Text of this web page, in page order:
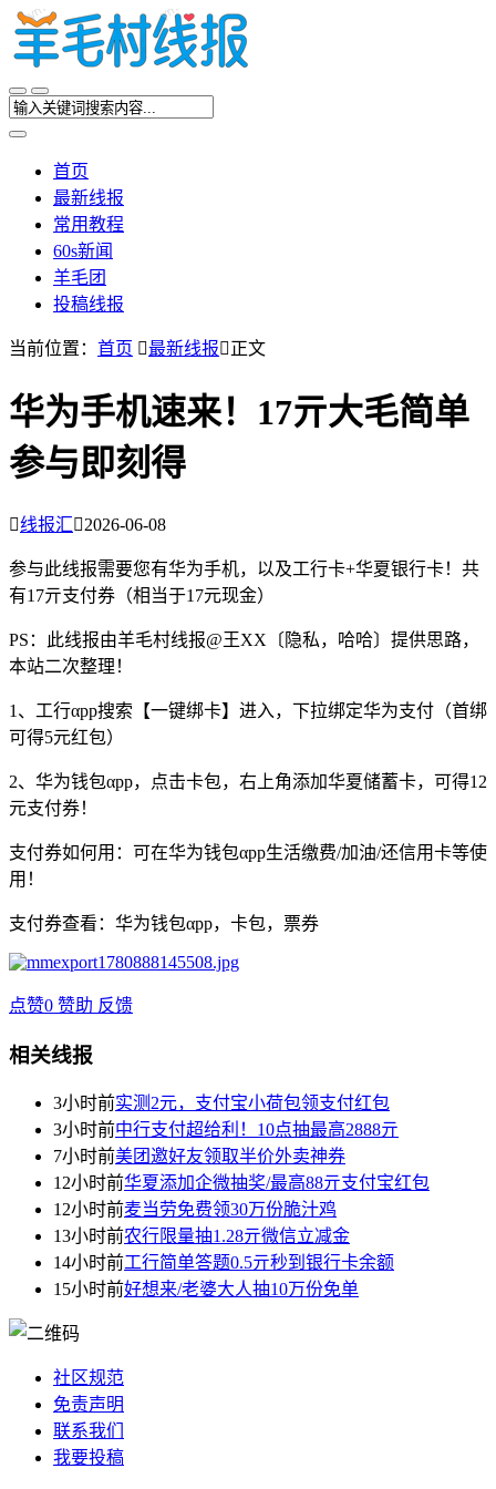
首页
最新线报
常用教程
60s新闻
羊毛团
投稿线报
当前位置： 首页 最新线报正文
华为手机速来！17亓大毛简单
参与即刻得
线报汇2026-06-08
参与此线报需要您有华为手机，以及工行卡+华夏银行卡！共
有17亓支付券（相当于17元现金）
PS：此线报由羊毛村线报@王XX〔隐私，哈哈〕提供思路，
本站二次整理！
1、工行αpp搜索【一键绑卡】进入，下拉绑定华为支付（首绑
可得5元红包）
2、华为钱包αpp，点击卡包，右上角添加华夏储蓄卡，可得12
元支付券！
支付券如何用：可在华为钱包αpp生活缴费/加油/还信用卡等使
用！
支付券查看：华为钱包αpp，卡包，票券
点赞0 赞助 反馈
相关线报
3小时前实测2元，支付宝小荷包领支付红包
3小时前中行支付超给利！10点抽最高2888亓
7小时前美团邀好友领取半价外卖神券
12小时前华夏添加企微抽奖/最高88亓支付宝红包
12小时前麦当劳免费领30万份脆汁鸡
13小时前农行限量抽1.28亓微信立减金
14小时前工行简单答题0.5亓秒到银行卡余额
15小时前好想来/老婆大人抽10万份免单
社区规范
免责声明
联系我们
我要投稿